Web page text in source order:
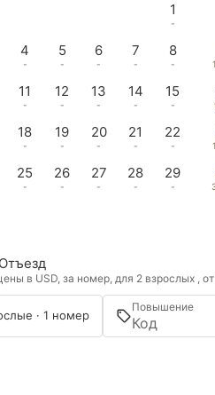
1
-
4
-
5
-
6
-
7
-
8
-
11
-
12
-
13
-
14
-
15
-
18
-
19
-
20
-
21
-
22
-
25
-
26
-
27
-
28
-
29
-
в USD, за номер, для 2 взрослых ,
· 1 номер
Повышение